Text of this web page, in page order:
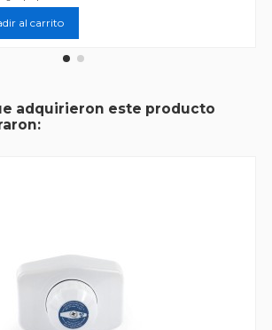
al carrito
adquirieron este producto